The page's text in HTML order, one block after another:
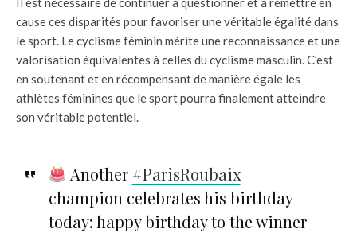
cause ces disparités pour favoriser une véritable égalité dans
le sport. Le cyclisme féminin mérite une reconnaissance et une
valorisation équivalentes à celles du cyclisme masculin. C’est
en soutenant et en récompensant de manière égale les
athlètes féminines que le sport pourra finalement atteindre
son véritable potentiel.
Another #ParisRoubaix
champion celebrates his birthday
today: happy birthday to the winner